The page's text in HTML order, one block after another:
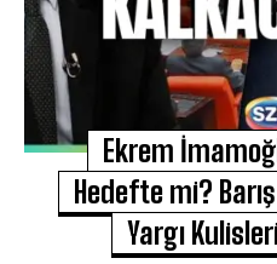
Ekrem
Hedefte mi?
Yargı